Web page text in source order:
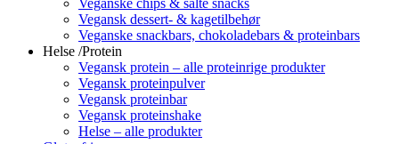
Vegansk dessert- & kagetilbehør
Veganske snackbars, chokoladebars & proteinbars
Helse /Protein
Vegansk protein – alle proteinrige produkter
Vegansk proteinpulver
Vegansk proteinbar
Vegansk proteinshake
Helse – alle produkter